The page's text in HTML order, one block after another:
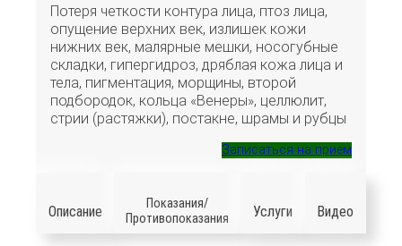
Потеря четкости контура лица, птоз лица,
опущение верхних век, излишек кожи
нижних век, малярные мешки, носогубные
складки, гипергидроз, дряблая кожа лица и
тела, пигментация, морщины, второй
подбородок, кольца «Венеры», целлюлит,
стрии (растяжки), постакне, шрамы и рубцы
Записаться на прием
Описание
Показания/
Противопоказания
Услуги Видео